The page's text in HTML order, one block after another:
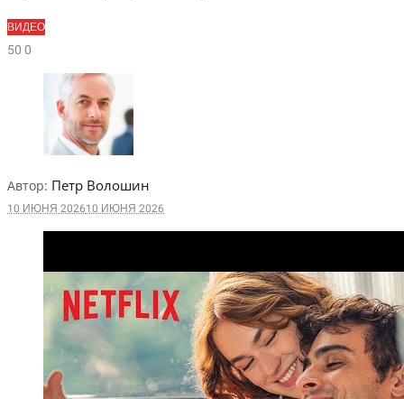
ВИДЕО
500
Автор: Петр Волошин
10 ИЮНЯ 202610 ИЮНЯ 2026